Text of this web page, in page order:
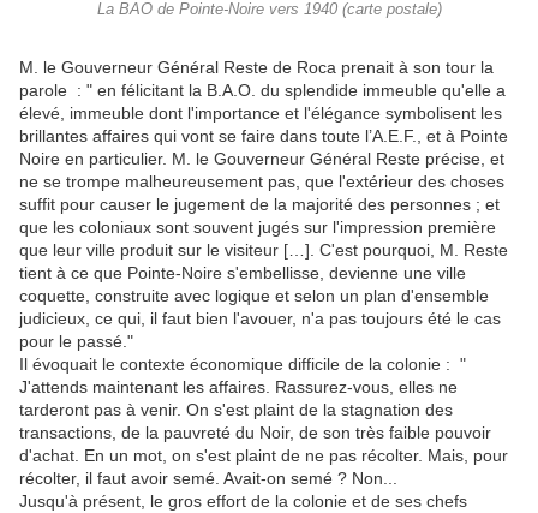
La BAO de Pointe-Noire vers 1940 (carte postale)
M. le Gouverneur Général Reste de Roca prenait à son tour la
parole : " en félicitant la B.A.O. du splendide immeuble qu'elle a
élevé, immeuble dont l'importance et l'élégance symbolisent les
brillantes affaires qui vont se faire dans toute l’A.E.F., et à Pointe
Noire en particulier. M. le Gouverneur Général Reste précise, et
ne se trompe malheureusement pas, que l'extérieur des choses
suffit pour causer le jugement de la majorité des personnes ; et
que les coloniaux sont souvent jugés sur l'impression première
que leur ville produit sur le visiteur […]. C'est pourquoi, M. Reste
tient à ce que Pointe-Noire s'embellisse, devienne une ville
coquette, construite avec logique et selon un plan d'ensemble
judicieux, ce qui, il faut bien l'avouer, n'a pas toujours été le cas
pour le passé."
Il évoquait le contexte économique difficile de la colonie : "
J'attends maintenant les affaires. Rassurez-vous, elles ne
tarderont pas à venir. On s'est plaint de la stagnation des
transactions, de la pauvreté du Noir, de son très faible pouvoir
d'achat. En un mot, on s'est plaint de ne pas récolter. Mais, pour
récolter, il faut avoir semé. Avait-on semé ? Non...
Jusqu'à présent, le gros effort de la colonie et de ses chefs